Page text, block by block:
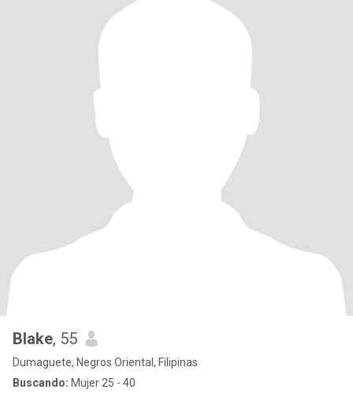
Blake, 55
Dumaguete, Negros Oriental, Filipinas
Buscando: Mujer 25 - 40